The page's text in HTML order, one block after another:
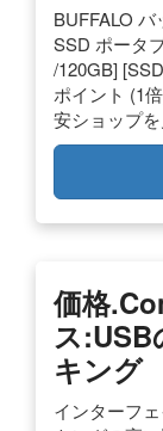
BUFFALO
SSD ポータ
/120GB]
ポイント (1
安ショップ
価格
ス:USB
キング
インターフ